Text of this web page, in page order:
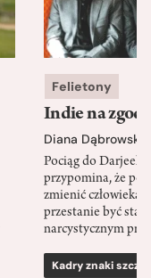
Felietony
Indie na
Diana Dąbrowska
Pociąg do
przypomina, że
zmienić człowieka
przestanie być
narcystycznym
Kadry znaki